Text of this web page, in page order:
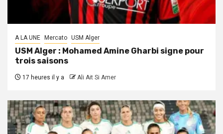
A LA UNE Mercato USM Alger
USM Alger : Mohamed Amine Gharbi signe pour
trois saisons
17 heures il y a Ali Ait Si Amer